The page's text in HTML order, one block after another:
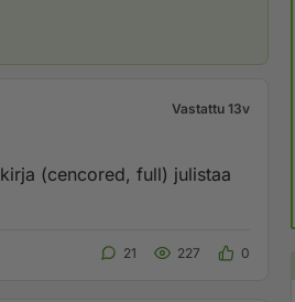
Vastattu 13v
(cencored, full) julistaa
21 227 0